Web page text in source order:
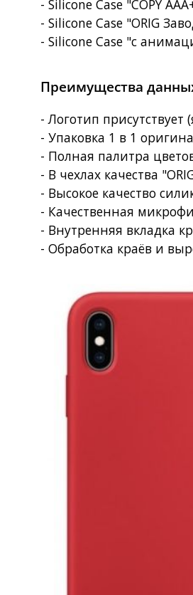
- Silicone Case "COPY
- Silicone Case "ORIG
- Silicone Case "с
Преимущества
- Логотип
- Упаковка 1 в 1
- Полная палитра
- В чехлах качества
- Высокое качество
- Качественная
- Внутренняя вкладка
- Обработка краёв и